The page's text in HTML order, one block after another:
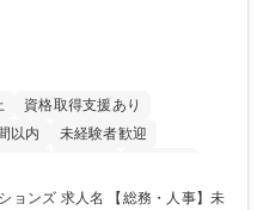
資格取得支援あり
以内
未経験者歓迎
土日祝休み 寮・社宅あり
・人事】未